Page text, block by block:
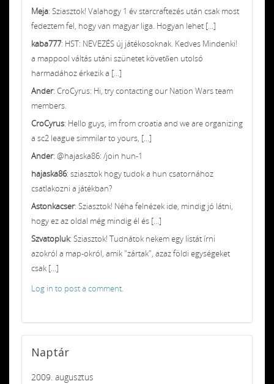
Meja: Sziasztok! Valahogy 1 év starcraftezés után csak most
fedeztem fel, hogy van magyar liga. Hogyan lehet [...]
kaba777: HST: NEVEZÉS új játékosoknak. Kedves Mindenki!
a mappool váltás utáni szünetet követően utolsó
harmadához érkezik a [...]
Ander: CroCyrus: Hi, try contacting our Nation Wars team
members.
CroCyrus: Hello guys, im from croatia and we are organizing
a sc2 league simmilar to yours, [...]
Ander: @hajaska86: /join hun-1
hajaska86: sziasztok hogy tudok a hun csatornához
csatlakozni a játékban?
Astonkacser: Sziasztok! Néha felnézek ide, mindig jó látni,
hogy ez az oldal még mindig él és [...]
Szvatopluk: Sziasztok! Tudnátok nekem egy listát írni
azokról a map-okról, amik "zártak", azaz földi egységeket
csak [...]
Log in to post a comment.
Naptár
2009. augusztus